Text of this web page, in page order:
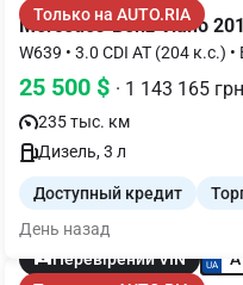
Только на AUTO.RIA
Mercedes-Benz Viano
25 500 $ · 1 143 165 грн
235 тыс. км
Дизель, 3 л
Доступный кредит
День назад
Перевірений VIN